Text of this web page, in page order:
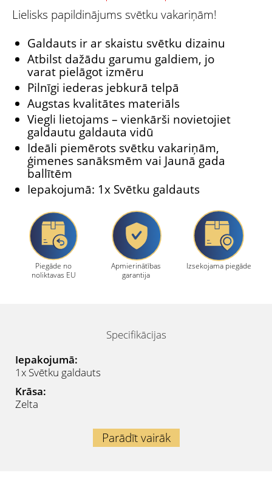
Lielisks papildinājums svētku vakariņām!
Galdauts ir ar skaistu svētku dizainu
Atbilst dažādu garumu galdiem, jo
varat pielāgot izmēru
Pilnīgi iederas jebkurā telpā
Augstas kvalitātes materiāls
Viegli lietojams – vienkārši novietojiet
galdautu galdauta vidū
Ideāli piemērots svētku vakariņām,
ģimenes sanāksmēm vai Jaunā gada
ballītēm
Iepakojumā: 1x Svētku galdauts
Piegāde no
noliktavas EU
Apmierinātības
garantija
Izsekojama piegāde
Specifikācijas
Iepakojumā:
1x Svētku galdauts
Krāsa:
Zelta
Parādīt vairāk